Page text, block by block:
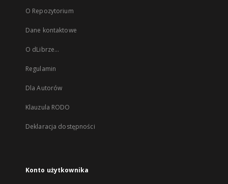
O Repozytorium
Dane kontaktowe
O dLibrze...
Regulamin
Dla Autorów
Klauzula RODO
Deklaracja dostępności
Konto użytkownika